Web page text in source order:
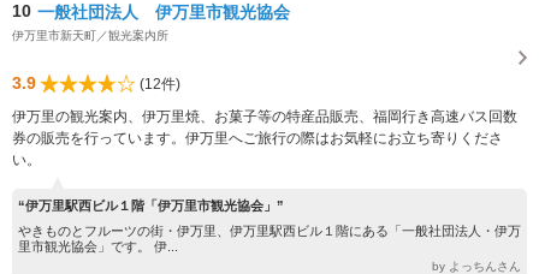
10 一般社団法人 伊万里市観光協会
伊万里市新天町／観光案内所
3.9
(12件)
伊万里の観光案内、伊万里焼、お菓子等の特産品販売、福岡行き高速バス回数
券の販売を行っています。伊万里へご旅行の際はお気軽にお立ち寄りくださ
い。
“伊万里駅西ビル１階「伊万里市観光協会」”
やきものとフルーツの街・伊万里、伊万里駅西ビル１階にある「一般社団法人・伊万
里市観光協会」です。 伊...
by よっちんさん